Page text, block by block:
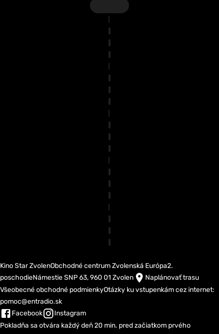
Kino Star ZvolenObchodné centrum Zvolenská Európa2.
poschodieNámestie SNP 63, 960 01 Zvolen
Naplánovať trasu
Všeobecné obchodné podmienkyOtázky ku vstupenkám cez internet:
pomoc@entradio.sk
Facebook
Instagram
Pokladňa sa otvára každý deň 20 min. pred začiatkom prvého